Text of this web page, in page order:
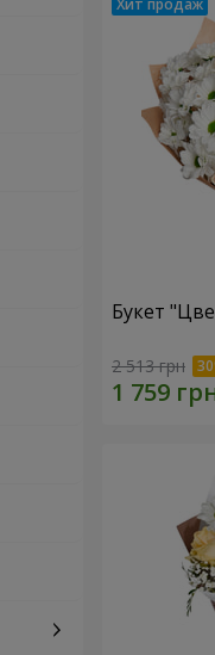
Букет
2 513 грн